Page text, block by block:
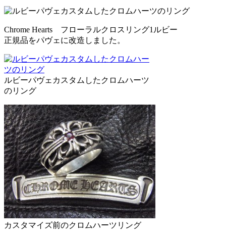
Chrome Hearts フローラルクロスリング1ルビー
正規品をパヴェに改造しました。
ルビーパヴェカスタムしたクロムハーツ
のリング
カスタマイズ前のクロムハーツリング